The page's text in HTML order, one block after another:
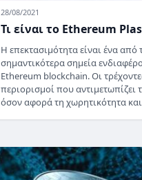
28/08/2021
Τι είναι το Ethereum
Η επεκτασιμότητα είναι ένα από
σημαντικότερα σημεία
Ethereum blockchain. Οι
περιορισμοί που αντιμετωπίζει
όσον αφορά τη χωρητικότητα